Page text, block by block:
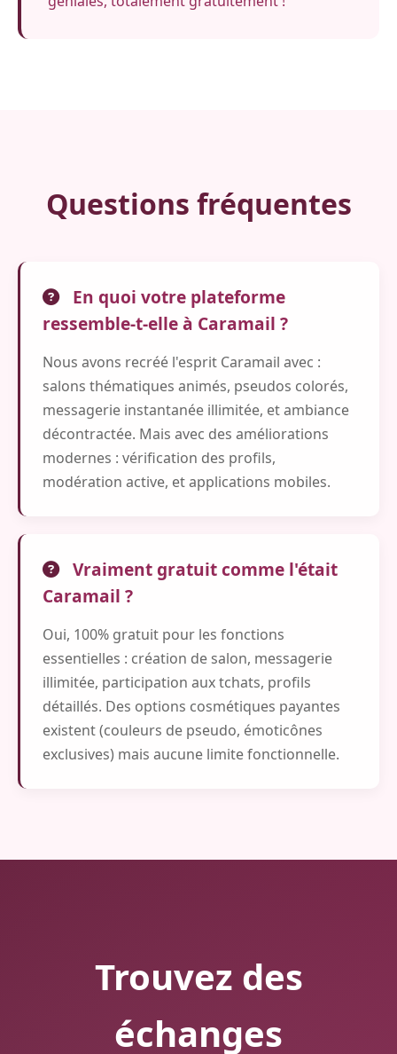
Questions fréquentes
En quoi votre plateforme
ressemble-t-elle à Caramail ?
Nous avons recréé l'esprit Caramail avec :
salons thématiques animés, pseudos colorés,
messagerie instantanée illimitée, et ambiance
décontractée. Mais avec des améliorations
modernes : vérification des profils,
modération active, et applications mobiles.
Vraiment gratuit comme l'était
Caramail ?
Oui, 100% gratuit pour les fonctions
essentielles : création de salon, messagerie
illimitée, participation aux tchats, profils
détaillés. Des options cosmétiques payantes
existent (couleurs de pseudo, émoticônes
exclusives) mais aucune limite fonctionnelle.
Trouvez des
échanges